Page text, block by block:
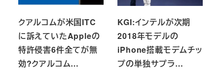
クアルコムが米国ITC
に訴えていたAppleの
特許侵害6件全てが無
効?クアルコム…
KGI:インテルが次期
2018年モデルの
iPhone搭載モデムチッ
プの単独サプラ…